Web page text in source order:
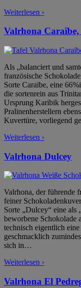
Weiterlesen ›
Valrhona
Als „balanciert und
französische
Sorte Caraïbe, eine
die sortenrein aus
Ursprung Karibik
Pralinenherstellern
Kuvertüre, vorliegend
Weiterlesen ›
Valrhona Dulcey
Valrhona, der führende
feiner
Sorte „Dulcey“ eine als
beworbene Schokolade
technisch eigentlich
geschmacklich
sich in…
Weiterlesen ›
Valrhona El